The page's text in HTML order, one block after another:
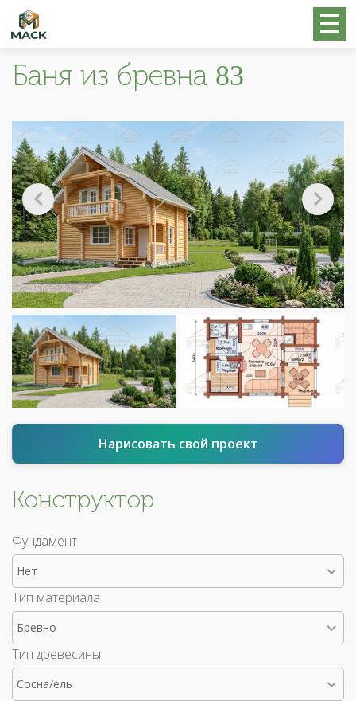
Баня из бревна 83
Нарисовать свой проект
Конструктор
Фундамент
Нет
Тип материала
Бревно
Тип древесины
Сосна/ель